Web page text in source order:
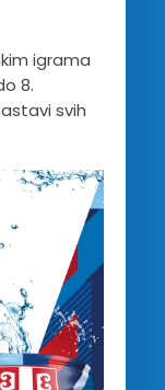
igrama
8.
svih